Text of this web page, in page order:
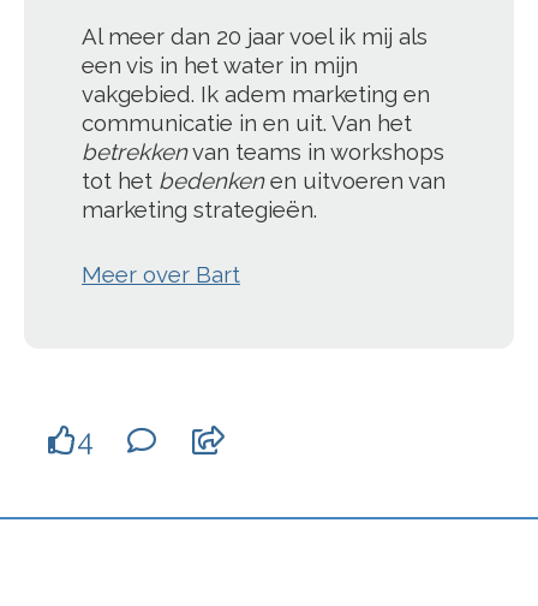
Al meer dan 20 jaar voel ik mij als
een vis in het water in mijn
vakgebied. Ik adem marketing en
communicatie in en uit. Van het
betrekkenvan teams in workshops
tot het bedenkenen uitvoeren van
marketing strategieën.
Meer over Bart
4